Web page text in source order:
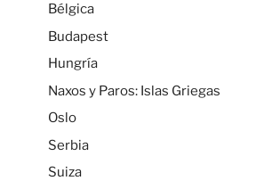
Bélgica
Budapest
Hungría
Naxos y Paros: Islas Griegas
Oslo
Serbia
Suiza